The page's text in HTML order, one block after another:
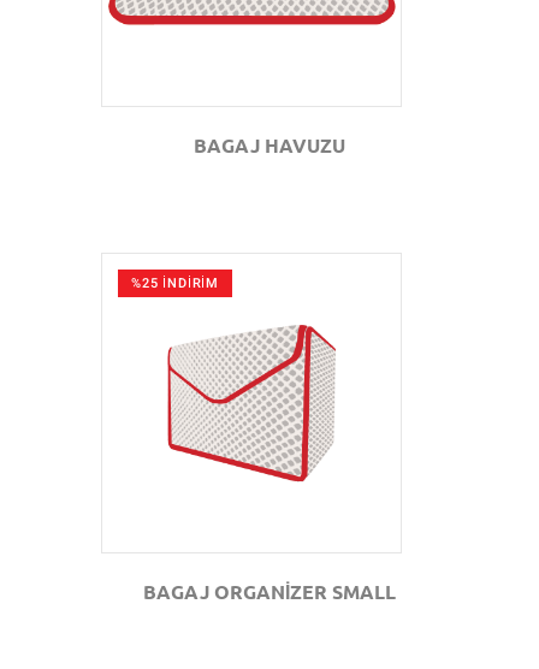
BAGAJ HAVUZU
%25 İNDİRİM
GÖZAT
BAGAJ ORGANİZER SMALL